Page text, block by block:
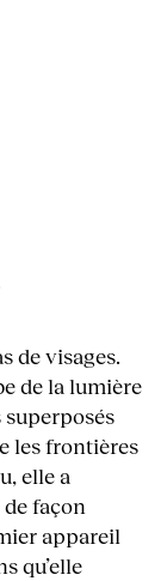
de visages.
de la lumière
superposés
les frontières
elle a
façon
appareil
qu’elle